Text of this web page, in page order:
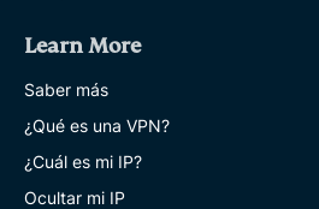
Learn More
Saber más
¿Qué es una VPN?
¿Cuál es mi IP?
Ocultar mi IP